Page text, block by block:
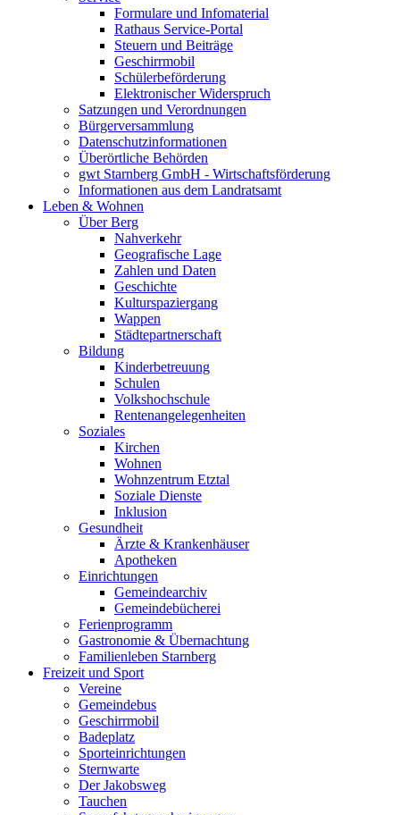
Formulare und Infomaterial
Rathaus Service-Portal
Steuern und Beiträge
Geschirrmobil
Schülerbeförderung
Elektronischer Widerspruch
Satzungen und Verordnungen
Bürgerversammlung
Datenschutzinformationen
Überörtliche Behörden
gwt Starnberg GmbH - Wirtschaftsförderung
Informationen aus dem Landratsamt
Leben & Wohnen
Über Berg
Nahverkehr
Geografische Lage
Zahlen und Daten
Geschichte
Kulturspaziergang
Wappen
Städtepartnerschaft
Bildung
Kinderbetreuung
Schulen
Volkshochschule
Rentenangelegenheiten
Soziales
Kirchen
Wohnen
Wohnzentrum Etztal
Soziale Dienste
Inklusion
Gesundheit
Ärzte & Krankenhäuser
Apotheken
Einrichtungen
Gemeindearchiv
Gemeindebücherei
Ferienprogramm
Gastronomie & Übernachtung
Familienleben Starnberg
Freizeit und Sport
Vereine
Gemeindebus
Geschirrmobil
Badeplatz
Sporteinrichtungen
Sternwarte
Der Jakobsweg
Tauchen